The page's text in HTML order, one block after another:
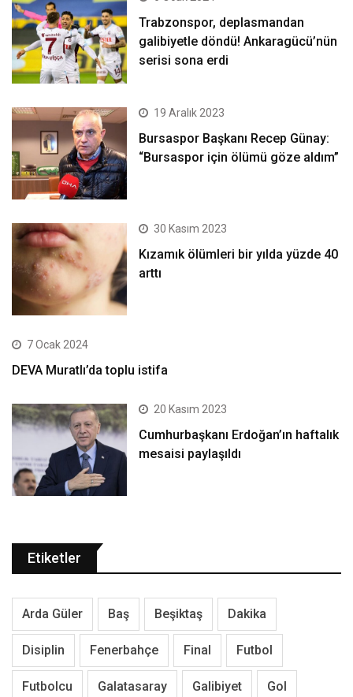
Trabzonspor, deplasmandan
galibiyetle döndü! Ankaragücü’nün
serisi sona erdi
19 Aralık 2023
Bursaspor Başkanı Recep Günay:
“Bursaspor için ölümü göze aldım”
30 Kasım 2023
Kızamık ölümleri bir yılda yüzde 40
arttı
7 Ocak 2024
DEVA Muratlı’da toplu istifa
20 Kasım 2023
Cumhurbaşkanı Erdoğan’ın haftalık
mesaisi paylaşıldı
Etiketler
Arda Güler Baş Beşiktaş Dakika
Disiplin Fenerbahçe Final Futbol
Futbolcu Galatasaray Galibiyet Gol